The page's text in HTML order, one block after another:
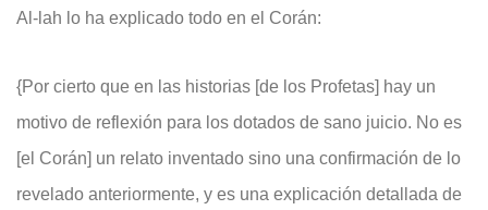
Al-lah lo ha explicado todo en el Corán:
{Por cierto que en las historias [de los Profetas] hay un
motivo de reflexión para los dotados de sano juicio. No es
[el Corán] un relato inventado sino una confirmación de lo
revelado anteriormente, y es una explicación detallada de